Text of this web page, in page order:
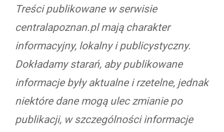
Treści publikowane w serwisie
centralapoznan.pl mają charakter
informacyjny, lokalny i publicystyczny.
Dokładamy starań, aby publikowane
informacje były aktualne i rzetelne, jednak
niektóre dane mogą ulec zmianie po
publikacji, w szczególności informacje